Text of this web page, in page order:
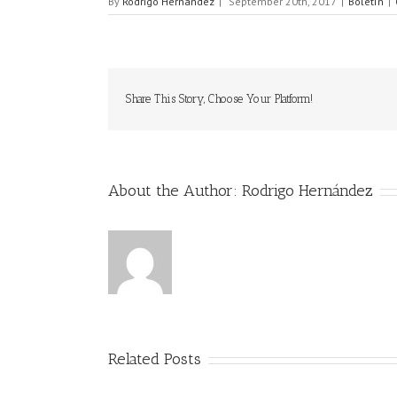
Share This Story, Choose Your Platform!
About the Author: Rodrigo Hernández
Related Posts